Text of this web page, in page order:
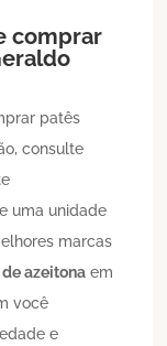
comprar
patês
consulte
uma unidade
marcas
de azeitona em
você
e